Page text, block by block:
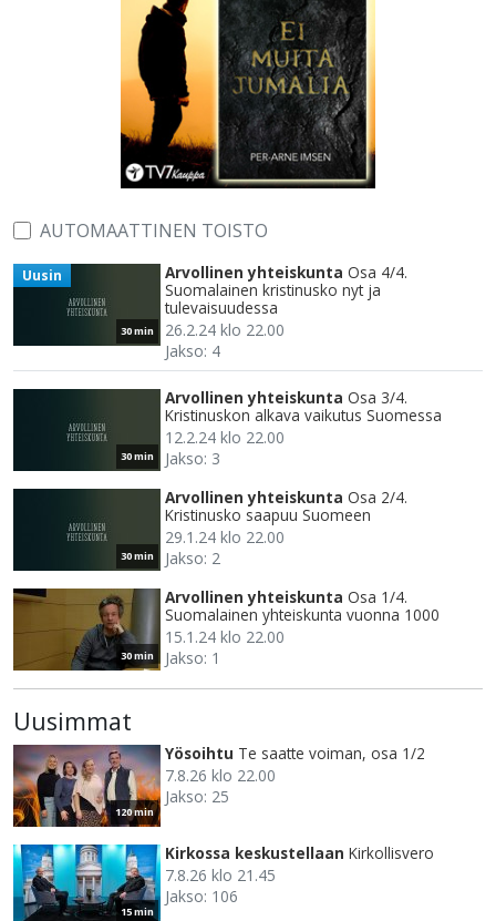
AUTOMAATTINEN TOISTO
30 min
Uusin Arvollinen yhteiskunta Osa 4/4.
Suomalainen kristinusko nyt ja
tulevaisuudessa
26.2.24 klo 22.00
Jakso: 4
30 min
Arvollinen yhteiskunta Osa 3/4.
Kristinuskon alkava vaikutus Suomessa
12.2.24 klo 22.00
Jakso: 3
30 min
Arvollinen yhteiskunta Osa 2/4.
Kristinusko saapuu Suomeen
29.1.24 klo 22.00
Jakso: 2
30 min
Arvollinen yhteiskunta Osa 1/4.
Suomalainen yhteiskunta vuonna 1000
15.1.24 klo 22.00
Jakso: 1
Uusimmat
120 min
Yösoihtu Te saatte voiman, osa 1/2
7.8.26 klo 22.00
Jakso: 25
15 min
Kirkossa keskustellaan Kirkollisvero
7.8.26 klo 21.45
Jakso: 106